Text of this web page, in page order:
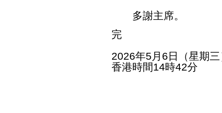
多謝主席。
完
2026年5月6日（星期
香港時間14時42分